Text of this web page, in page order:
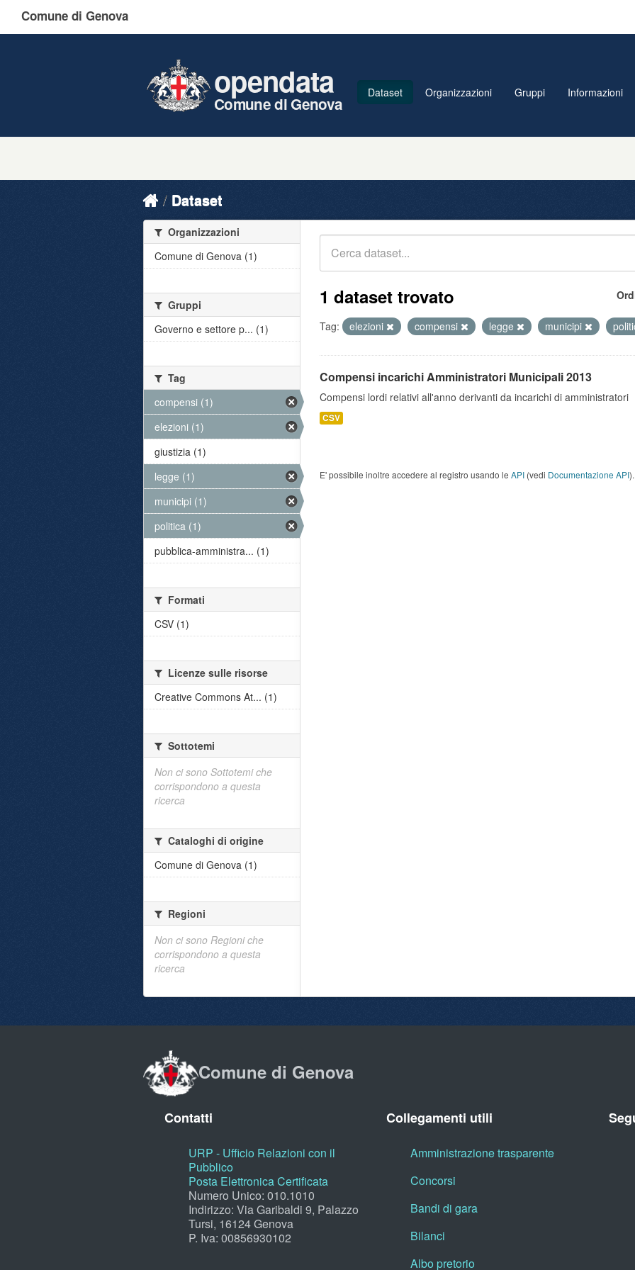
Comune di Genova
opendata
Comune di Genova
Dataset Organizzazioni Gruppi Informazioni
Dataset
1 dataset trovato
Tag: elezioni compensi legge municipi
Compensi incarichi Amministratori Municipali 2013
Compensi lordi relativi all'anno derivanti da incarichi di amministratori
CSV
E' possibile inoltre accedere al registro usando le API (vedi Documentazione API).
Organizzazioni
Comune di Genova (1)
Gruppi
Governo e settore p... (1)
Tag
compensi (1)
elezioni (1)
giustizia (1)
legge (1)
municipi (1)
politica (1)
pubblica-amministra... (1)
Formati
CSV (1)
Licenze sulle risorse
Creative Commons At... (1)
Sottotemi
Non ci sono Sottotemi che
corrispondono a questa
ricerca
Cataloghi di origine
Comune di Genova (1)
Regioni
Non ci sono Regioni che
corrispondono a questa
ricerca
Comune di Genova
Contatti
URP - Ufficio Relazioni con il
Pubblico
Posta Elettronica Certificata
Numero Unico: 010.1010
Indirizzo: Via Garibaldi 9, Palazzo
Tursi, 16124 Genova
P. Iva: 00856930102
Collegamenti utili
Amministrazione trasparente
Concorsi
Bandi di gara
Bilanci
Albo pretorio